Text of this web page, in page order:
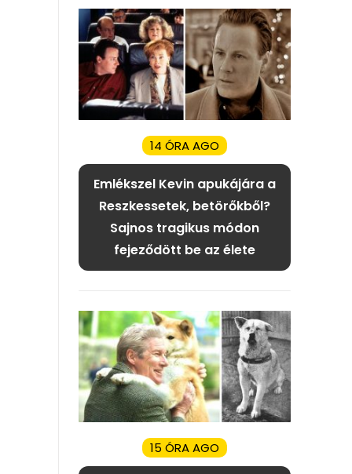
14 ÓRA AGO
Emlékszel Kevin apukájára a
Reszkessetek, betörőkből?
Sajnos tragikus módon
fejeződött be az élete
15 ÓRA AGO